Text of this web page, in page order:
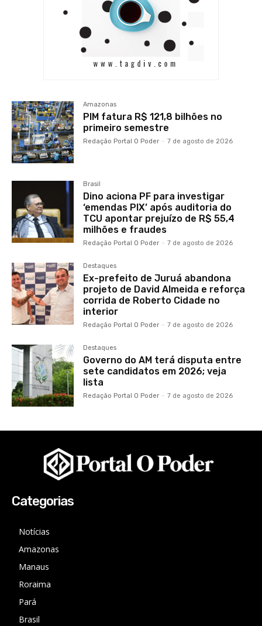
Amazonas
PIM fatura R$ 121,8 bilhões no
primeiro semestre
Redação Portal O Poder - 7 de agosto de 2026
Brasil
Dino aciona PF para investigar
‘emendas PIX’ após auditoria do
TCU apontar prejuízo de R$ 55,4
milhões e fraudes
Redação Portal O Poder - 7 de agosto de 2026
Destaques
Ex-prefeito de Juruá abandona
projeto de David Almeida e reforça
corrida de Roberto Cidade no
interior
Redação Portal O Poder - 7 de agosto de 2026
Destaques
Governo do AM terá disputa entre
sete candidatos em 2026; veja
lista
Redação Portal O Poder - 7 de agosto de 2026
Categorias
Notícias
Amazonas
Manaus
Roraima
Pará
Brasil